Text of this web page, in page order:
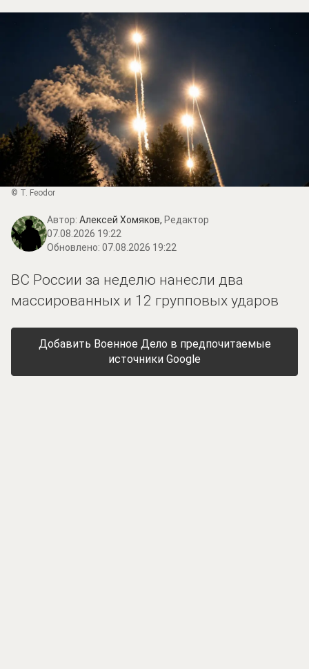
© T. Feodor
Автор: Алексей Хомяков, Редактор
07.08.2026 19:22
Обновлено: 07.08.2026 19:22
ВС России за неделю нанесли два
массированных и 12 групповых ударов
Добавить Военное Дело в предпочитаемые
источники Google